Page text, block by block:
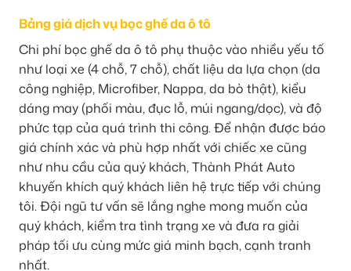
Bảng giá dịch vụ bọc ghế da ô tô
Chi phí bọc ghế da ô tô phụ thuộc vào nhiều yếu tố
như loại xe (4 chỗ, 7 chỗ), chất liệu da lựa chọn (da
công nghiệp, Microfiber, Nappa, da bò thật), kiểu
dáng may (phối màu, đục lỗ, múi ngang/dọc), và độ
phức tạp của quá trình thi công. Để nhận được báo
giá chính xác và phù hợp nhất với chiếc xe cũng
như nhu cầu của quý khách, Thành Phát Auto
khuyến khích quý khách liên hệ trực tiếp với chúng
tôi. Đội ngũ tư vấn sẽ lắng nghe mong muốn của
quý khách, kiểm tra tình trạng xe và đưa ra giải
pháp tối ưu cùng mức giá minh bạch, cạnh tranh
nhất.